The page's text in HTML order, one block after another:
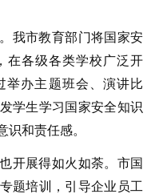
我市教育部门将国家安
在各级各类学校广泛开
举办主题班会、演讲比
学生学习国家安全知识
识和责任感。
开展得如火如荼。市国
题培训，引导企业员工